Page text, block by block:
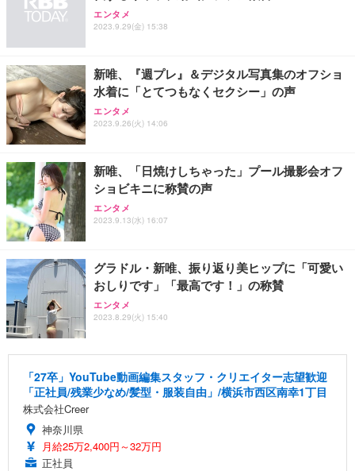
エンタメ
2023.9.29(金) 15:38
新唯、『週プレ』＆デジタル写真集のオフショ
水着に「とてつもなくセクシー」の声
エンタメ
2023.9.26(火) 14:06
新唯、「日焼けしちゃった」プール撮影会オフ
ショビキニに称賛の声
エンタメ
2023.9.13(水) 16:07
グラドル・新唯、振り返り美ヒップに「可愛い
おしりです」「最高です！」の称賛
エンタメ
2023.8.29(火) 15:40
「27卒」YouTube動画編集スタッフ・クリエイター志望歓迎
「正社員/残業少なめ/髪型・服装自由」/横浜市西区南幸1丁目
株式会社Creer
神奈川県
月給25万2,400円～32万円
正社員